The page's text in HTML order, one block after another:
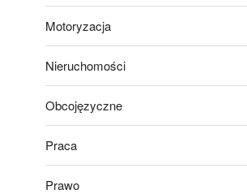
Motoryzacja
Nieruchomości
Obcojęzyczne
Praca
Prawo